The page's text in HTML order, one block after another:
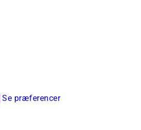
Se præferencer